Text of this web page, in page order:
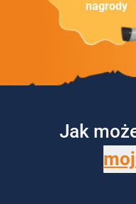
nagrody
Jak